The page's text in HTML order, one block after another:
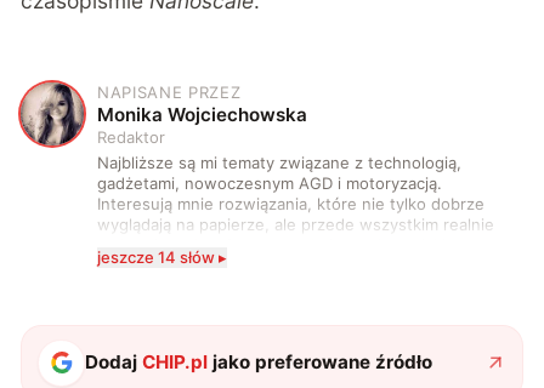
M
NAPISANE PRZEZ
Monika Wojciechowska
Redaktor
Najbliższe są mi tematy związane z technologią,
gadżetami, nowoczesnym AGD i motoryzacją.
Interesują mnie rozwiązania, które nie tylko dobrze
wyglądają na papierze, ale przede wszystkim realnie
wpływają na komfort, wygodę i sposób, w jaki
korzystamy z technologii na co dzień. Ukończyłam
muzykę.
jeszcze 14 słów ▸
DodajCHIP.pl jako preferowane źródło